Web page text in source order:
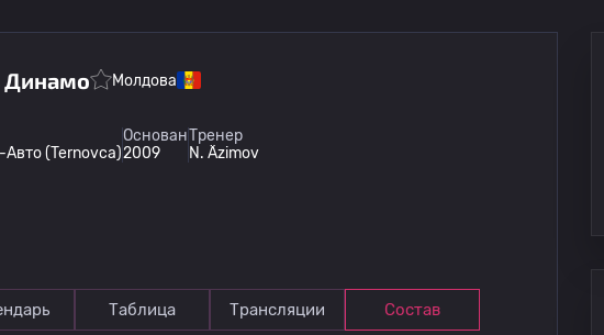
Динамо Молдова
(Ternovca)
Основан
2009
Тренер
N. Äzimov
Таблица Трансляции Состав